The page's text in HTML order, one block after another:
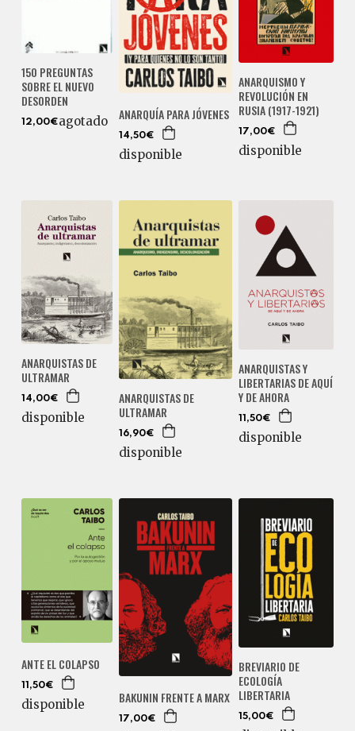
150 PREGUNTAS
SOBRE EL NUEVO
DESORDEN
12,00€agotado ANARQUÍA PARA JÓVENES
14,50€
disponible
ANARQUISMO Y
REVOLUCIÓN EN
RUSIA (1917-1921)
17,00€
disponible
ANARQUISTAS DE
ULTRAMAR
14,00€
disponible
ANARQUISTAS DE
ULTRAMAR
16,90€
disponible
ANARQUISTAS Y
LIBERTARIAS DE AQUÍ
Y DE AHORA
11,50€
disponible
ANTE EL COLAPSO
11,50€
disponible BAKUNIN FRENTE A MARX
17,00€
BREVIARIO DE
ECOLOGÍA
LIBERTARIA
15,00€